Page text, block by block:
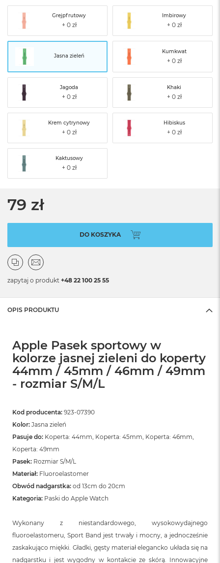
Grejpfrutowy Imbirowy
Jasna zieleń
Kumkwat
Jagoda Khaki
Krem cytrynowy Hibiskus
Kaktusowy
79 zł
DO KOSZYKA
zapytaj o produkt +48 22 100 25 55
OPIS PRODUKTU
Apple Pasek sportowy w
kolorze jasnej zieleni do koperty
44mm / 45mm / 46mm / 49mm
- rozmiar S/M/L
Kod producenta: 923-07390
Kolor: Jasna zieleń
Pasuje do: Koperta: 44mm, Koperta: 45mm, Koperta: 46mm,
Koperta: 49mm
Pasek: Rozmiar S/M/L
Materiał: Fluoroelastomer
Obwód nadgarstka: od 13cm do 20cm
Kategoria: Paski do Apple Watch
Wykonany z niestandardowego, wysokowydajnego
fluoroelastomeru, Sport Band jest trwały i mocny, a jednocześnie
zaskakująco miękki. Gładki, gęsty materiał elegancko układa się na
nadgarstku i jest wygodny w kontakcie ze skórą. Innowacyjne